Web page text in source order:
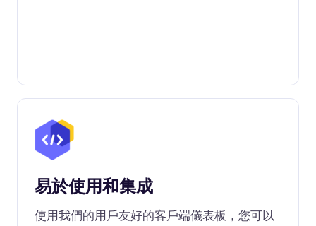
易於使用和集成
使用我們的用戶友好的客戶端儀表板，您可以